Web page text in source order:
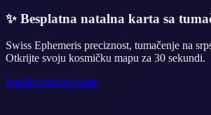
✨ Besplatna natalna karta sa
Swiss Ephemeris preciznost, tumačenje na
Otkrijte svoju kosmičku mapu za 30 sekundi.
Izradite natalnu kartu